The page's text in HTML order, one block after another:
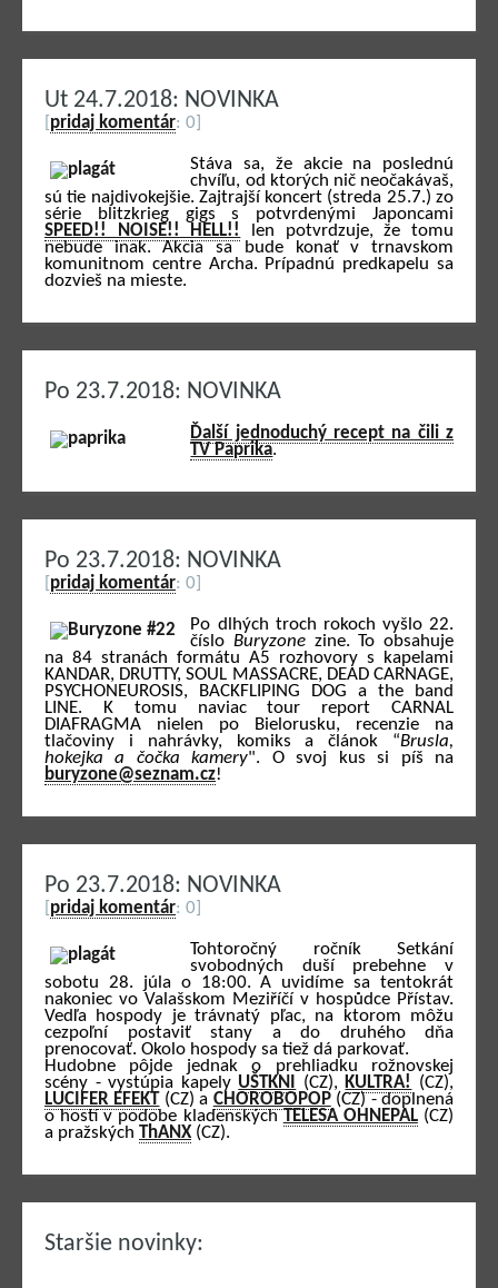
Ut 24.7.2018: NOVINKA
pridaj komentár: 0]
Stáva sa, že akcie na poslednú
chvíľu, od ktorých nič neočakávaš,
sú tie najdivokejšie. Zajtrajší koncert (streda 25.7.) zo
série blitzkrieg gigs s potvrdenými Japoncami
SPEED!! NOISE!! HELL!!
len potvrdzuje, že tomu
nebude inak. Akcia sa bude konať v trnavskom
komunitnom centre Archa. Prípadnú predkapelu sa
dozvieš na mieste.
Po 23.7.2018: NOVINKA
Ďalší jednoduchý recept na čili z
TV Paprika.
Po 23.7.2018: NOVINKA
pridaj komentár: 0]
Po dlhých troch rokoch vyšlo 22.
čísloBuryzone zine. To obsahuje
na 84 stranách formátu A5 rozhovory s kapelami
KANDAR, DRUTTY, SOUL MASSACRE, DEAD CARNAGE,
PSYCHONEUROSIS, BACKFLIPING DOG a the band
LINE. K tomu naviac tour report CARNAL
DIAFRAGMA nielen po Bielorusku, recenzie na
tlačoviny i nahrávky, komiks a článok “Brusla,
hokejka a čočka kamery". O svoj kus si píš na
buryzone@seznam.cz!
Po 23.7.2018: NOVINKA
pridaj komentár: 0]
Tohtoročný ročník Setkání
svobodných duší prebehne v
sobotu 28. júla o 18:00. A uvidíme sa tentokrát
nakoniec vo Valašskom Meziříčí v hospůdce Přístav.
Vedľa hospody je trávnatý pľac, na ktorom môžu
cezpoľní postaviť stany a do druhého dňa
prenocovať. Okolo hospody sa tiež dá parkovať.
Hudobne pôjde jednak o prehliadku rožnovskej
scény - vystúpia kapely UŠTKNI (CZ), KULTRA! (CZ),
LUCIFER EFEKT(CZ) a CHOROBOPOP(CZ) - doplnená
o hostí v podobe kladenskýchTELESA OHNEPAL(CZ)
a pražských ThANX (CZ).
Staršie novinky: